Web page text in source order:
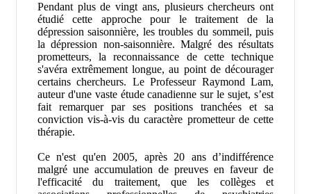
Pendant plus de vingt ans, plusieurs chercheurs ont
étudié cette approche pour le traitement de la
dépression saisonnière, les troubles du sommeil, puis
la dépression non-saisonnière. Malgré des résultats
prometteurs, la reconnaissance de cette technique
s'avéra extrêmement longue, au point de décourager
certains chercheurs. Le Professeur Raymond Lam,
auteur d'une vaste étude canadienne sur le sujet, s’est
fait remarquer par ses positions tranchées et sa
conviction vis-à-vis du caractère prometteur de cette
thérapie.
Ce n'est qu'en 2005, après 20 ans d’indifférence
malgré une accumulation de preuves en faveur de
l'efficacité du traitement, que les collèges et